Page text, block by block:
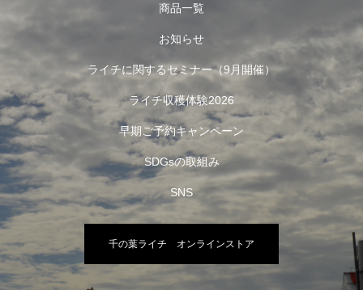
商品一覧
お知らせ
ライチに関するセミナー（9月開催）
ライチ収穫体験2026
早期ご予約キャンペーン
SDGsの取組み
SNS
千の葉ライチ オンラインストア